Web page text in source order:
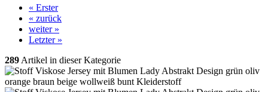
« Erster
« zurück
weiter »
Letzter »
289 Artikel in dieser Kategorie